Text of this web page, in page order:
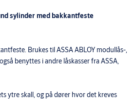
sylinder med bakkantfeste
Brukes til ASSA ABLOY modullås-,
benyttes i andre låskasser fra ASSA,
ytre skall, og på dører hvor det kreves